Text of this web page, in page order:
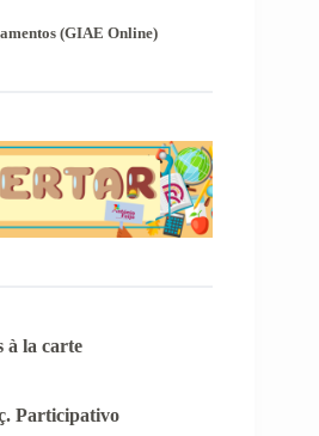
(GIAE Online)
à la carte
Participativo